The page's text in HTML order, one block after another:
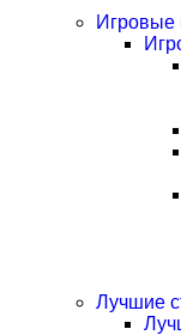
Лучшие